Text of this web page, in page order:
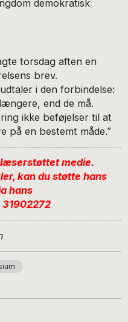
demokratisk
torsdag aften en
brev.
i den forbindelse:
end de må.
ikke beføjelser til at
på en bestemt måde.”
medie.
kan du støtte hans
hans